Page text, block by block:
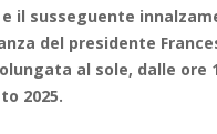
e il susseguente
del presidente
al sole, dalle ore
2025.